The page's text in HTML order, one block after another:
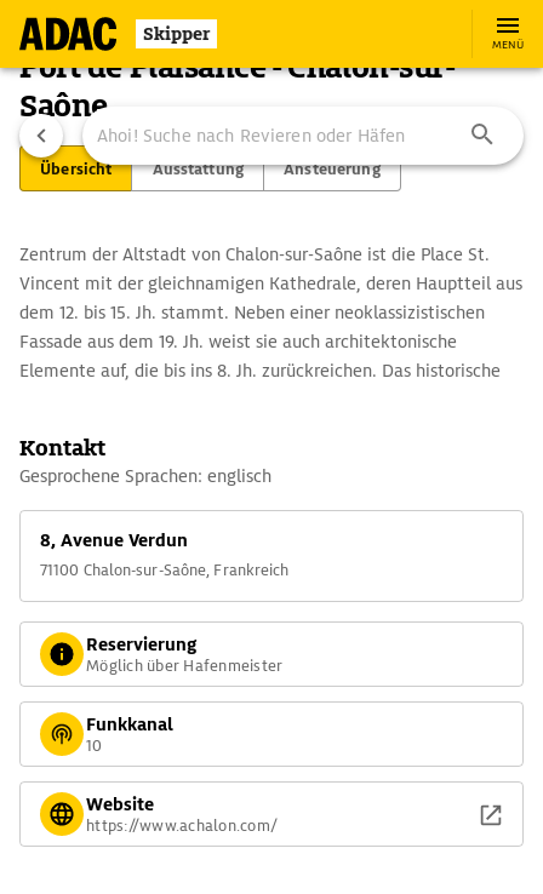
Skipper MENÜ
Port de Plaisance - Chalon-sur-
Saône
Übersicht Ausstattung Ansteuerung
Zentrum der Altstadt von Chalon-sur-Saône ist die Place St.
Vincent mit der gleichnamigen Kathedrale, deren Hauptteil aus
dem 12. bis 15. Jh. stammt. Neben einer neoklassizistischen
Fassade aus dem 19. Jh. weist sie auch architektonische
Elemente auf, die bis ins 8. Jh. zurückreichen. Das historische
Musée Vivant-Denon, in dem neben einer Gemäldesammlung
römische und merowingische Funde ausgestellt sind. Auf einer
Insel in der Saône stehen die Tour du Doyenné aus dem 15. Jh.
sowie das im 16. Jh. gegründete Hôpital einschließlich einer
Kapelle mit den ursprünglichen Glasfenstern und einer
Apotheke.
Kontakt
Gesprochene Sprachen: englisch
8, Avenue Verdun
71100 Chalon-sur-Saône, Frankreich
Reservierung
Möglich über Hafenmeister
Funkkanal
10
Website
https://www.achalon.com/